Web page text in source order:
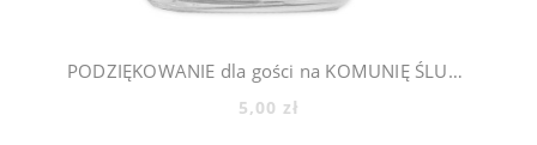
PODZIĘKOWANIE dla gości na KOMUNIĘ ŚLUB CHRZEST - mini słoiczki + cukierki lentilki, 500_5
5,00 zł